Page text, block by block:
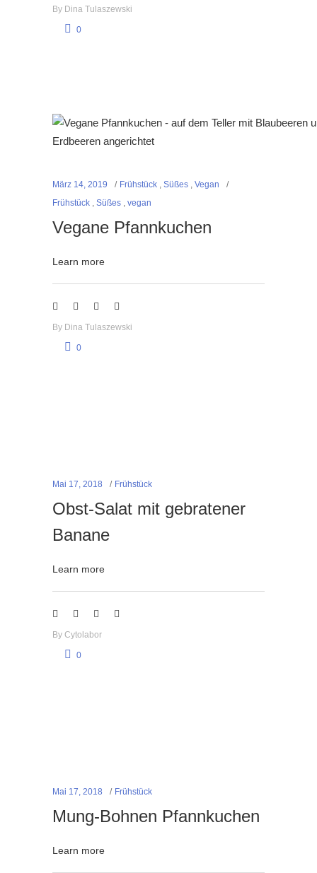
By Dina Tulaszewski
0
März 14, 2019 Frühstück , Süßes , Vegan
Frühstück , Süßes , vegan
Vegane Pfannkuchen
Learn more
By Dina Tulaszewski
0
Mai 17, 2018 Frühstück
Obst-Salat mit gebratener
Banane
Learn more
By Cytolabor
0
Mai 17, 2018 Frühstück
Mung-Bohnen Pfannkuchen
Learn more